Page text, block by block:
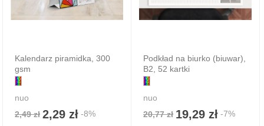
Kalendarz piramidka, 300
gsm
nuo
2,49 zł 2,29 zł -8%
Podkład na biurko (biuwar),
B2, 52 kartki
nuo
20,77 zł 19,29 zł -7%